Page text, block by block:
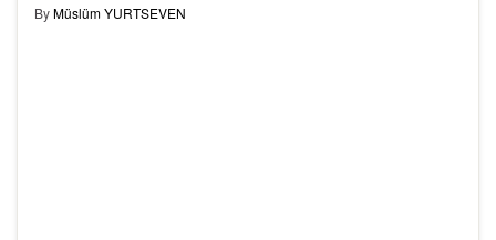
ByMüslüm YURTSEVEN